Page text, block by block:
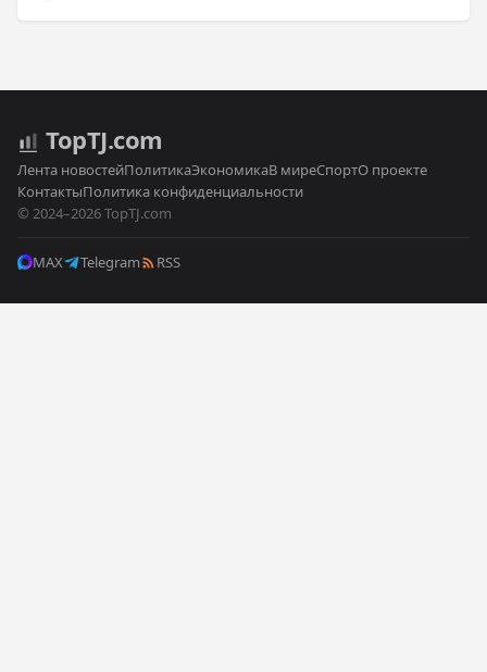
TopTJ.com
Лента новостейПолитикаЭкономикаВ миреСпортО проекте
КонтактыПолитика конфиденциальности
© 2024–2026 TopTJ.com
MAX Telegram RSS